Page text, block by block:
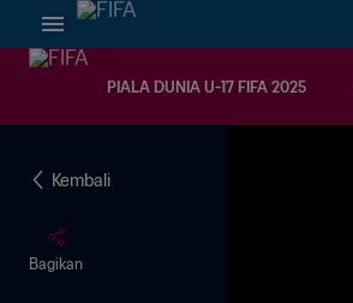
PIALA DUNIA U-17 FIFA 2025
Kembali
Bagikan